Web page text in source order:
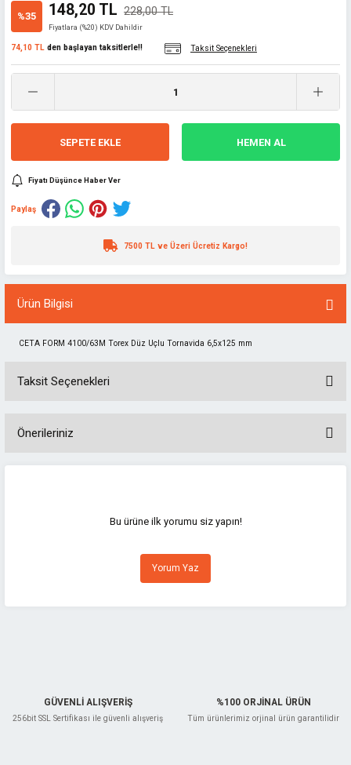
%35 148,20 TL 228,00 TL
Fiyatlara (%20) KDV Dahildir
74,10 TL den başlayan taksitlerle!! Taksit Seçenekleri
SEPETE EKLE HEMEN AL
Fiyatı Düşünce Haber Ver
Paylaş
7500 TL ve Üzeri Ücretiz Kargo!
Ürün Bilgisi
CETA FORM 4100/63M Torex Düz Uçlu Tornavida 6,5x125 mm
Taksit Seçenekleri
Önerileriniz
Görüş ve önerileriniz için teşekkür ederiz.
Ürün resmi kalitesiz, bozuk veya görüntülenemiyor.
Ürün açıklamasında eksik bilgiler bulunuyor.
Bu ürüne ilk yorumu siz yapın!
Yorum Yaz
GÜVENLİ ALIŞVERİŞ
256bit SSL Sertifikası ile güvenli alışveriş
%100 ORJİNAL ÜRÜN
Tüm ürünlerimiz orjinal ürün garantilidir